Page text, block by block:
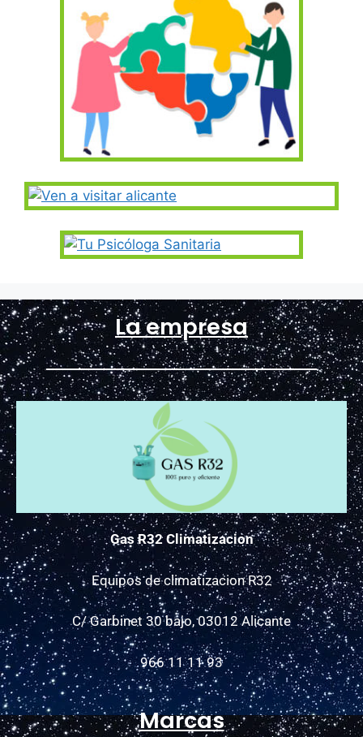
La empresa
Gas R32 Climatizacion
Equipos de climatizacion R32
C/ Garbinet 30 bajo, 03012 Alicante
966 11 11 93
Marcas